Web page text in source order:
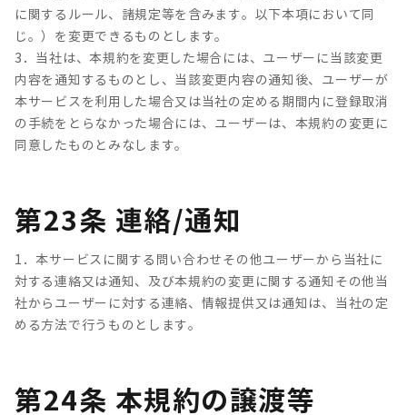
に関するルール、諸規定等を含みます。以下本項において同
じ。）を変更できるものとします。
3．当社は、本規約を変更した場合には、ユーザーに当該変更
内容を通知するものとし、当該変更内容の通知後、ユーザーが
本サービスを利用した場合又は当社の定める期間内に登録取消
の手続をとらなかった場合には、ユーザーは、本規約の変更に
同意したものとみなします。
1．本サービスに関する問い合わせその他ユーザーから当社に
対する連絡又は通知、及び本規約の変更に関する通知その他当
社からユーザーに対する連絡、情報提供又は通知は、当社の定
める方法で行うものとします。
第23条 連絡/通知
第24条 本規約の譲渡等